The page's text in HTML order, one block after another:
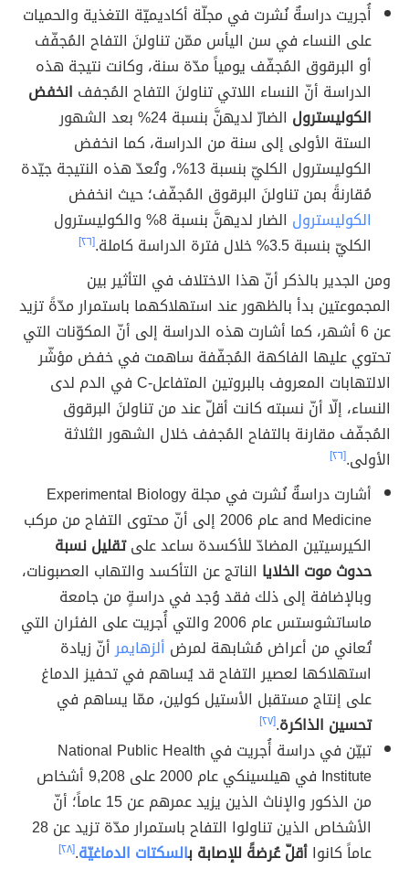
أُجريت دراسةٌ نُشرت في مجلّة أكاديميّة التغذية والحميات
على النساء في سن اليأس ممّن تناولنَ التفاح المُجفّف
أو البرقوق المُجفّف يومياً مدّة سنة، وكانت نتيجة هذه
الدراسة أنّ النساء اللاتي تناولنَ التفاح المُجفف انخفض
الكوليسترول
الضارّ لديهنَّ بنسبة 24% بعد الشهور
الستة الأولى إلى سنة من الدراسة، كما انخفض
الكوليسترول الكليّ بنسبة 13%، وتُعدّ هذه النتيجة جيّدة
مُقارنةً بمن تناولنَ البرقوق المُجفّف؛ حيث انخفض
الكوليسترول
الضار لديهنَّ بنسبة 8% والكوليسترول
الكليّ بنسبة 3.5% خلال فترة الدراسة كاملة.
[٢٦]
ومن الجدير بالذكر أنّ هذا الاختلاف في التأثير بين
المجموعتين بدأ بالظهور عند استهلاكهما باستمرار مدّةً تزيد
عن 6 أشهر، كما أشارت هذه الدراسة إلى أنّ المكوّنات التي
تحتوي عليها الفاكهة المُجفّفة ساهمت في خفض مؤشّر
الالتهابات المعروف بالبروتين المتفاعل-C في الدم لدى
النساء، إلّا أنّ نسبته كانت أقلّ عند من تناولنَ البرقوق
المُجفّف مقارنة بالتفاح المُجفف خلال الشهور الثلاثة
الأولى.[٢٦]
أشارت دراسةٌ نُشرت في مجلة Experimental Biology
and Medicine عام 2006 إلى أنّ محتوى التفاح من مركب
الكيرسيتين المضادّ للأكسدة ساعد علىتقليل نسبة
حدوث موت الخلايا الناتج عن التأكسد والتهاب العصبونات،
وبالإضافة إلى ذلك فقد وُجد في دراسةٍ من جامعة
ماساتشوستس عام 2006 والتي أُجريت على الفئران التي
تُعاني من أعراض مُشابهة لمرض ألزهايمرأنّ زيادة
استهلاكها لعصير التفاح قد يُساهم في تحفيز الدماغ
على إنتاج مستقبل الأستيل كولين، ممّا يساهم في
تحسين الذاكرة.[٢٧]
تبيّن في دراسة أُجريت في National Public Health
Institute في هيلسينكي عام 2000 على 9,208 أشخاص
من الذكور والإناث الذين يزيد عمرهم عن 15 عاماً؛ أنّ
الأشخاص الذين تناولوا التفاح باستمرار مدّة تزيد عن 28
عاماً كانواأقلّ عُرضةً للإصابة بالسكتات الدماغيّة.[٢٨]